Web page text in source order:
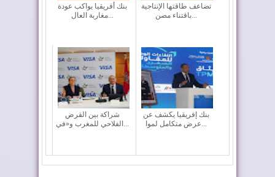
بنك أفريقيا يواكب عودة
مغاربة العال...
تضاعف طاقتها الإنتاجية
باقتناء مصن...
شراكة بين القرض
الفلاحي للمغرب و«في...
بنك إفريقيا يكشف عن
عرض متكامل لموا...